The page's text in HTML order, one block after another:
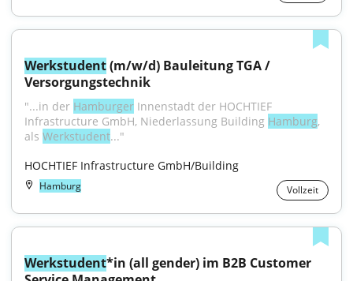
Werkstudent (m/w/d) Bauleitung TGA /
Versorgungstechnik
"...in der Hamburger Innenstadt der HOCHTIEF
Infrastructure GmbH, Niederlassung Building Hamburg,
als Werkstudent..."
HOCHTIEF Infrastructure GmbH/Building
Hamburg Vollzeit
Werkstudent*in (all gender) im B2B Customer